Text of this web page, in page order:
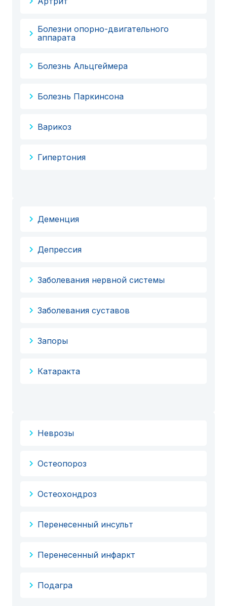
Болезни опорно-двигательного
аппарата
Болезнь Альцгеймера
Болезнь Паркинсона
Варикоз
Гипертония
Деменция
Депрессия
Заболевания нервной системы
Заболевания суставов
Запоры
Катаракта
Неврозы
Остеопороз
Остеохондроз
Перенесенный инсульт
Перенесенный инфаркт
Подагра